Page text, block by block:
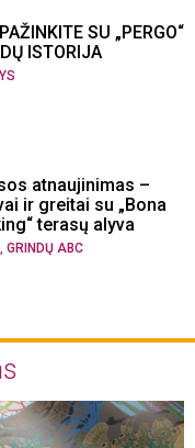
SU „PERGO“
ISTORIJA
atnaujinimas –
ir greitai su „Bona
terasų alyva
GRINDŲ ABC